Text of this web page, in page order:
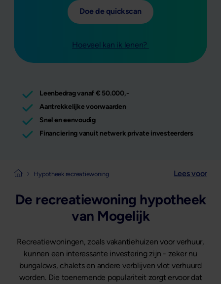
Doe de quickscan
Hoeveel kan ik lenen?
Leenbedrag vanaf € 50.000,-
Aantrekkelijke voorwaarden
Snel en eenvoudig
Financiering vanuit netwerk private investeerders
Naar de homepage van Mogelijk
Hypotheek recreatiewoning Lees voor
De recreatiewoning hypotheek
van Mogelijk
Recreatiewoningen, zoals vakantiehuizen voor verhuur,
kunnen een interessante investering zijn - zeker nu
bungalows, chalets en andere verblijven vlot verhuurd
worden. Die toenemende populariteit zorgt ervoor dat